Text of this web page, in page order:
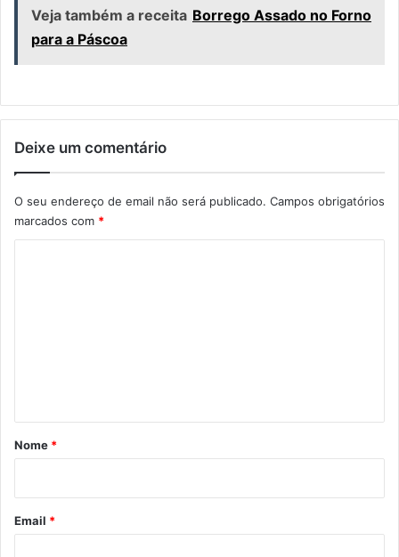
Veja também a receita Borrego Assado no Forno
para a Páscoa
Deixe um comentário
O seu endereço de email não será publicado. Campos obrigatórios
marcados com *
r
*
Nome *
Email *